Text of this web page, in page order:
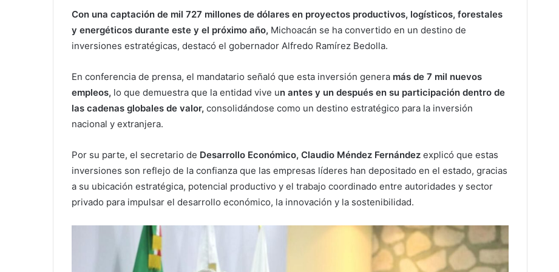
Con una captación de mil 727 millones de dólares en proyectos productivos, logísticos, forestales
y energéticos durante este y el próximo año, Michoacán se ha convertido en un destino de
inversiones estratégicas, destacó el gobernador Alfredo Ramírez Bedolla.
En conferencia de prensa, el mandatario señaló que esta inversión genera más de 7 mil nuevos
empleos, lo que demuestra que la entidad vive un antes y un después en su participación dentro de
las cadenas globales de valor, consolidándose como un destino estratégico para la inversión
nacional y extranjera.
Por su parte, el secretario de Desarrollo Económico, Claudio Méndez Fernández explicó que estas
inversiones son reflejo de la confianza que las empresas líderes han depositado en el estado, gracias
a su ubicación estratégica, potencial productivo y el trabajo coordinado entre autoridades y sector
privado para impulsar el desarrollo económico, la innovación y la sostenibilidad.